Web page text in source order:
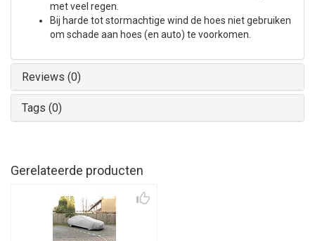
met veel regen.
Bij harde tot stormachtige wind de hoes niet gebruiken
om schade aan hoes (en auto) te voorkomen.
Reviews (0)
Tags (0)
Gerelateerde producten